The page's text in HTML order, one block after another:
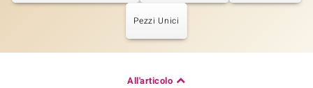
Pezzi Unici
All'articolo